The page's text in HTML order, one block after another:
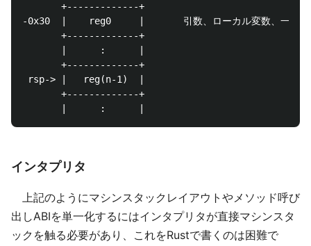
       +-------------+
-0x30  |    reg0     |　　　　引数、ローカル変数、一時的
       +-------------+
       |      :      |
       +-------------+
rsp-> |   reg(n-1)  |
       +-------------+
インタプリタ
上記のようにマシンスタックレイアウトやメソッド呼び
出しABIを単一化するにはインタプリタが直接マシンスタ
ックを触る必要があり、これをRustで書くのは困難で